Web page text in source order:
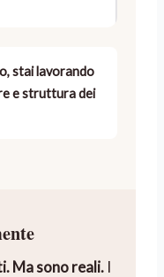
stai lavorando
e struttura dei
Ma sono reali.I